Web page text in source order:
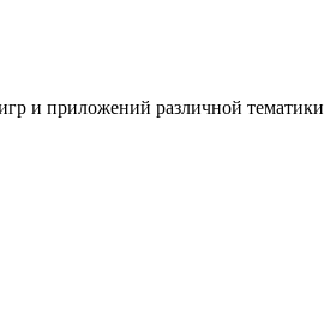
и приложений различной тематики